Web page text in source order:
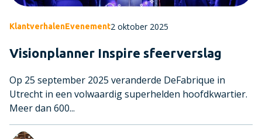
KlantverhalenEvenement2 oktober 2025
Visionplanner Inspire sfeerverslag
Op 25 september 2025 veranderde DeFabrique in
Utrecht in een volwaardig superhelden hoofdkwartier.
Meer dan 600...